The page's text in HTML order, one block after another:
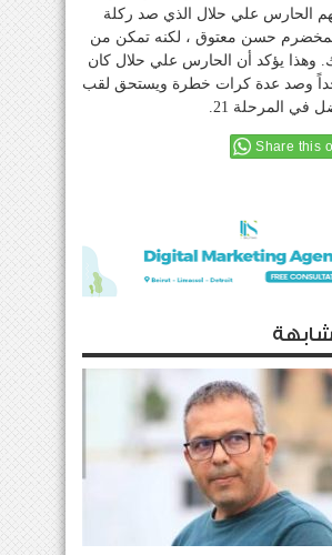
الحارس علي حلال الذي صد ركلة
حسن معتوق ، لكنه تمكن من
وهذا يؤكد أن الحارس علي حلال كان
وصد عدة كرات خطرة ويستحق لقب
في المرحلة 21.
Share this